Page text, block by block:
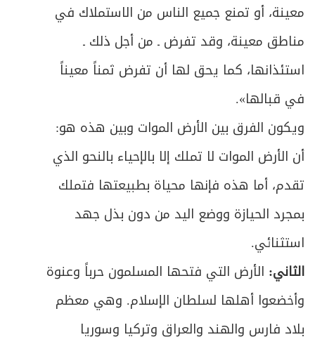
معينة، أو تمنع جميع الناس من الاستملاك في
مناطق معينة، وقد تفرض ـ من أجل ذلك ـ
استئذانها، كما يحق لها أن تفرض ثمناً معيناً
في قبالها».
ويكون الفرق بين الأرض الموات وبين هذه هو:
أن الأرض الموات لا تملك إلا بالإحياء بالنحو الذي
تقدم، أما هذه فإنها محياة بطبيعتها فتملك
بمجرد الحيازة ووضع اليد من دون بذل جهد
استثنائي.
الثاني: الأرض التي فتحها المسلمون حرباً وعنوة
وأخضعوا أهلها لسلطان الإسلام. وهي معظم
بلاد فارس والهند والعراق وتركيا وسوريا
146 المبحث الثاني ـ في النبات
ص
147 خاتمة في ثروات البحر
150 الباب الثالث في أحكام العمل أو (إجارة النفس)
ص
160 مبحث في ما يحرم من الأعمال وما يحل
ص
161 الأول ـ أخذ الأجرة على الأعمال الدينية
162 الثاني ـ معاونة الكفار وبناء معابدهم
ص
163 الثالث ـ معاونة الظلمة والعمل عندهم
165 الرابع ـ الإنتاج الفكري قولاً وكتابةً وفناً
ص الخامس ـ حقل الصحافة والإعلام